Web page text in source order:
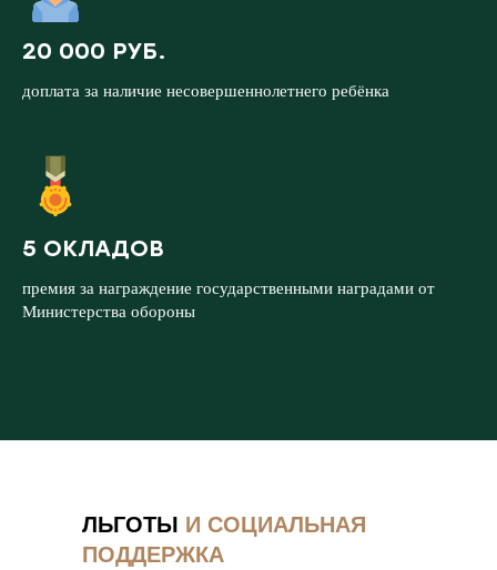
20 000 РУБ.
доплата за наличие несовершеннолетнего ребёнка
5 ОКЛАДОВ
премия за награждение государственными наградами от
Министерства обороны
ЛЬГОТЫ И СОЦИАЛЬНАЯ
ПОДДЕРЖКА